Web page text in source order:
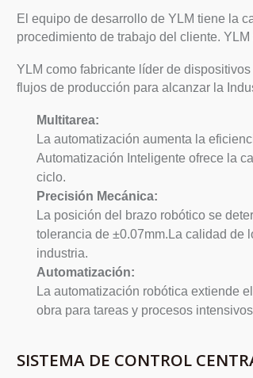
El equipo de desarrollo de YLM tiene la
procedimiento de trabajo del cliente.
YLM como fabricante líder de
flujos de producción para alcanzar la
Multitarea:
La automatización aumenta la
Automatización Inteligente ofrece la
ciclo.
Precisión Mecánica:
La posición del brazo robótico se
tolerancia de ±0.07mm.La calidad de
industria.
Automatización:
La automatización robótica extiende
obra para tareas y procesos
SISTEMA DE CONTROL